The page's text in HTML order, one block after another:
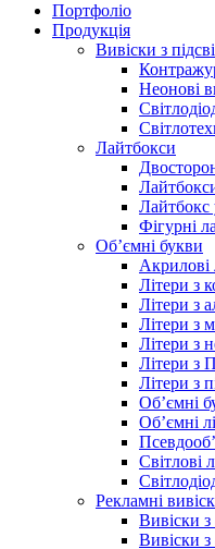
Портфоліо
Продукція
Вивіски з
Неонові
Лайтбокси
Лайтбокс
Фігурні
Об’ємні букви
Акрилові
Літери з
Літери з
Літери з
Літери з
Літери з
Літери з
Об’ємні
Об’ємні
Світлові
Рекламні
Вивіски
Вивіски з